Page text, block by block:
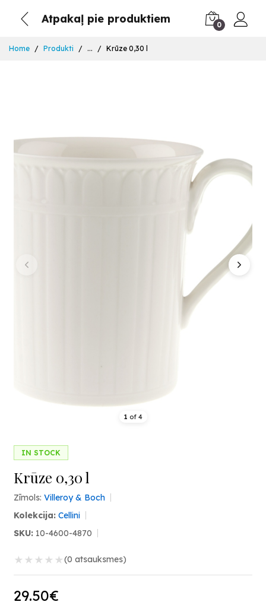
Atpakaļ pie produktiem 0
Home Produkti ... Krūze 0,30 l
1 of 4
IN STOCK
Krūze 0,30 l
Zīmols: Villeroy & Boch
Kolekcija: Cellini
SKU: 10-4600-4870
★ ★ ★ ★ ★(0 atsauksmes)
29.50€